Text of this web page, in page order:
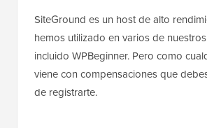
SiteGround es un host de alto
hemos utilizado en varios de
incluido WPBeginner. Pero como
viene con compensaciones que
de registrarte.